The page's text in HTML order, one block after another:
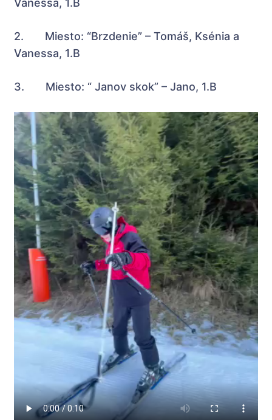
2. Miesto: “Brzdenie” – Tomáš, Ksénia a
Vanessa, 1.B
3. Miesto: “ Janov skok” – Jano, 1.B